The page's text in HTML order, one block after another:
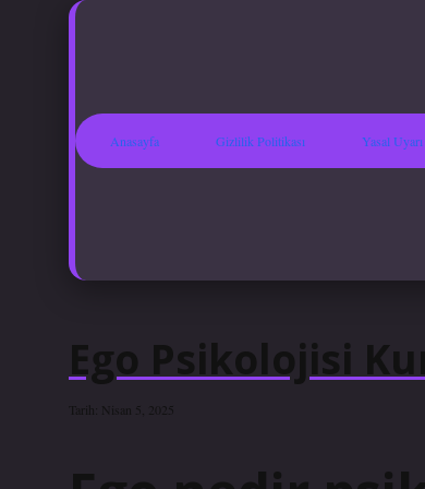
Anasayfa Gizlilik Politikası Yasal Uyarı
Ego Psikolojisi
Tarih: Nisan 5, 2025